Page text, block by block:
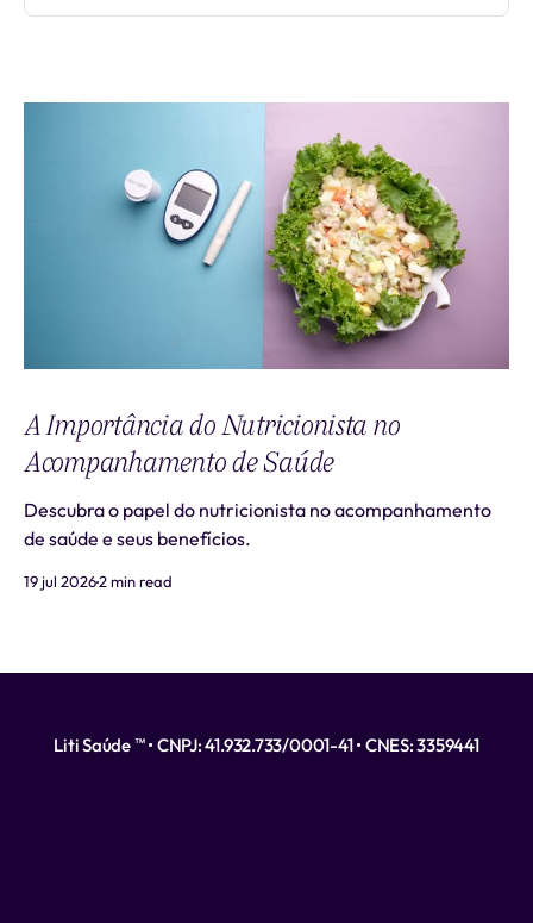
A Importância do Nutricionista no
Acompanhamento de Saúde
Descubra o papel do nutricionista no acompanhamento
de saúde e seus benefícios.
19 jul 20262 min read
Liti Saúde ™ • CNPJ: 41.932.733/0001-41 • CNES: 3359441